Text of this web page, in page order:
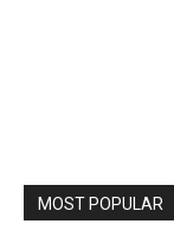
MOST POPULAR